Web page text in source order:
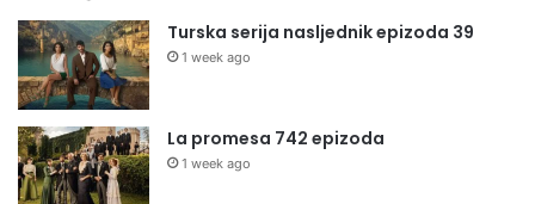
Turska serija nasljednik epizoda 39
1 week ago
La promesa 742 epizoda
1 week ago